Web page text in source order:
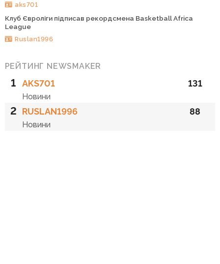
aks701
Клуб Євроліги підписав рекордсмена Basketball Africa
League
Ruslan1996
РЕЙТИНГ NEWSMAKER
1 AKS701
Новини
131
2 RUSLAN1996
Новини
88